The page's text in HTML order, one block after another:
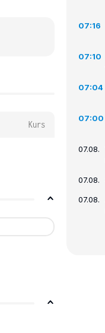
Kurs
07:16
07:10
07:04
07:00
07.08.
07.08.
07.08.